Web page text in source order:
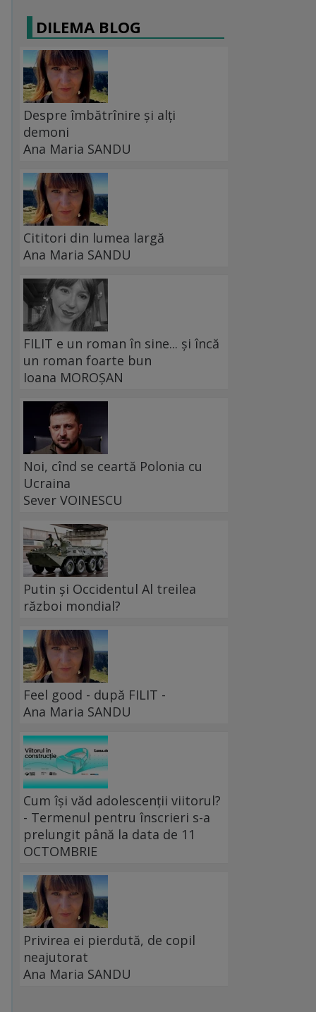
DILEMA BLOG
Despre îmbătrînire și alți
demoni
Ana Maria SANDU
Cititori din lumea largă
Ana Maria SANDU
FILIT e un roman în sine... și încă
un roman foarte bun
Ioana MOROȘAN
Noi, cînd se ceartă Polonia cu
Ucraina
Sever VOINESCU
Putin și Occidentul Al treilea
război mondial?
Feel good - după FILIT -
Ana Maria SANDU
Cum își văd adolescenții viitorul?
- Termenul pentru înscrieri s-a
prelungit până la data de 11
OCTOMBRIE
Privirea ei pierdută, de copil
neajutorat
Ana Maria SANDU